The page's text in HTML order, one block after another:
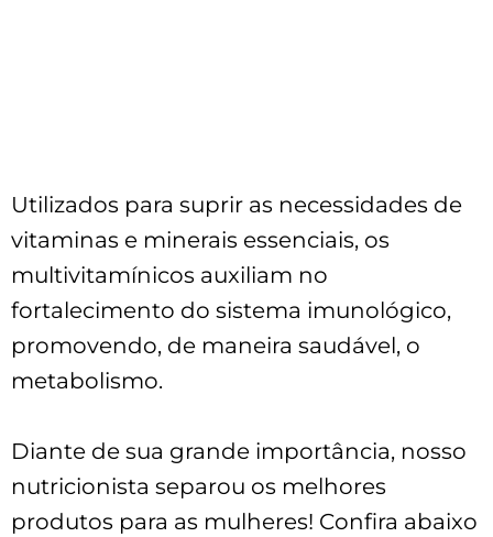
Utilizados para suprir as necessidades de
vitaminas e minerais essenciais, os
multivitamínicos auxiliam no
fortalecimento do sistema imunológico,
promovendo, de maneira saudável, o
metabolismo.
Diante de sua grande importância, nosso
nutricionista separou os melhores
produtos para as mulheres! Confira abaixo